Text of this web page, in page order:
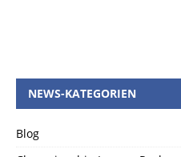
NEWS-KATEGORIEN
Blog